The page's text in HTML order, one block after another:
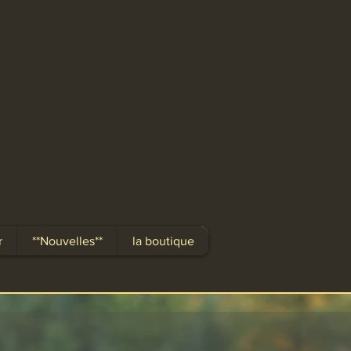
**Nouvelles** la boutique